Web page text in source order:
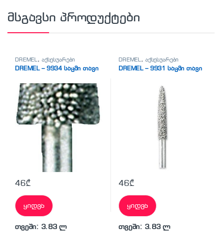
მსგავსი პროდუქტები
DREMEL, აქსესუარები
DREMEL – 9934 საცმი თავი
46₾
ყიდვა
თვეში: 3.83 ლ
DREMEL, აქსესუარები
DREMEL – 9931 საცმი თავი
46₾
ყიდვა
თვეში: 3.83 ლ